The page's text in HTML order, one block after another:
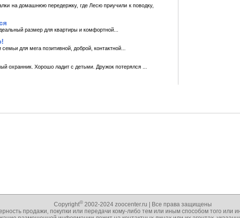
на домашнюю передержку, где Лесю приучили к поводку,
размер для кваpтиры и комфортной...
для мега позитивной, доброй, контактной...
охранник. Хорошо ладит с детьми. Дружок потерялся ...
Copyright© 2002-2024 zoocenter.ru | Все права защищены
продажи, покупки или передачи кому-либо тем или иным способом того или